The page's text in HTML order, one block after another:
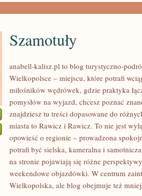
SZAMOTUŁY
Szamotuły
anabell-kalisz.pl to blog turystyczno-
Wielkopolsce – miejscu, które potrafi
miłośników wędrówek, gdzie praktyka
pomysłów na wyjazd, chcesz poznać
znajdziesz tu treści dopasowane do
miasta to Rawicz i Rawicz. To nie jest
opowieść o regionie – prowadzona
potrafi być sielska, kameralna i
na stronie pojawiają się różne
weekendowe objazdówki. W centrum
Wielkopolska, ale blog obejmuje też